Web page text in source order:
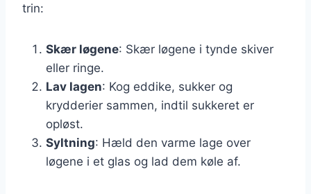
trin:
Skær løgene: Skær løgene i tynde skiver
eller ringe.
Lav lagen: Kog eddike, sukker og
krydderier sammen, indtil sukkeret er
opløst.
Syltning: Hæld den varme lage over
løgene i et glas og lad dem køle af.